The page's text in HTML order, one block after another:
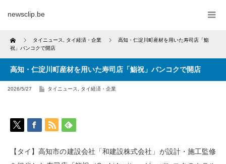
newsclip.be
Home タイニュース タイ経済・企業
高知・仁淀川町産材を用いた寿司店「鮨
祝」バンコクで開店
高知・仁淀川町産材を用いた寿司店「鮨祝」バンコクで開店
2026/5/27 タイニュース タイ経済・企業
【タイ】高知市の建設会社「和建設株式会社」が設計・施工監修